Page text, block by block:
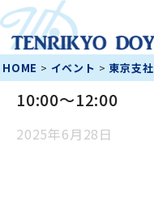
HOME > イベント > 東京支社
10:00～12:00
2025年6月28日